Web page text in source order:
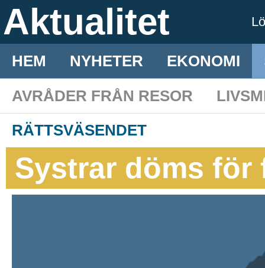
Aktualitet
HEM NYHETER EKONOMI
AVRÅDER FRÅN RESOR
RÄTTSVÄSENDET
Systrar döms